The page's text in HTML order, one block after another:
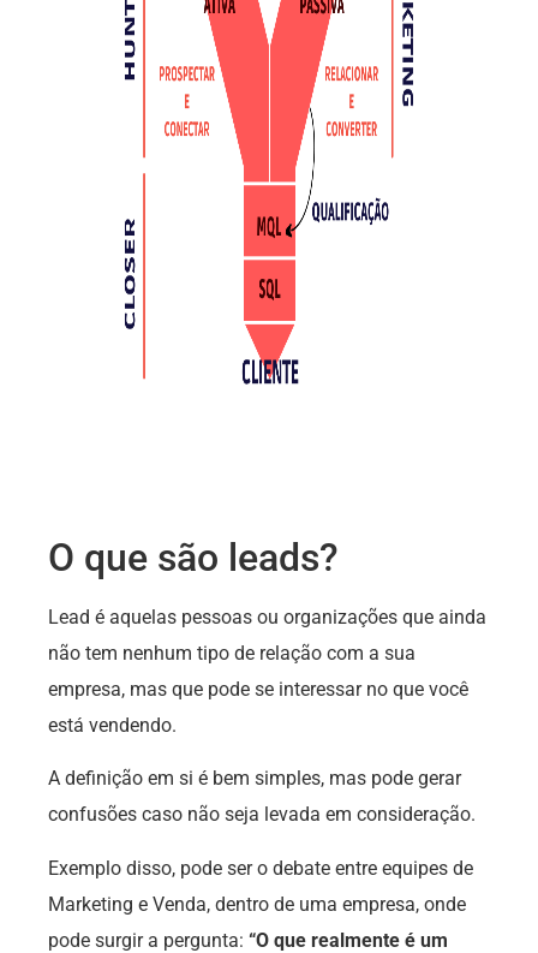
O que são leads?
Lead é aquelas pessoas ou organizações que ainda
não tem nenhum tipo de relação com a sua
empresa, mas que pode se interessar no que você
está vendendo.
A definição em si é bem simples, mas pode gerar
confusões caso não seja levada em consideração.
Exemplo disso, pode ser o debate entre equipes de
Marketing e Venda, dentro de uma empresa, onde
pode surgir a pergunta: “O que realmente é um